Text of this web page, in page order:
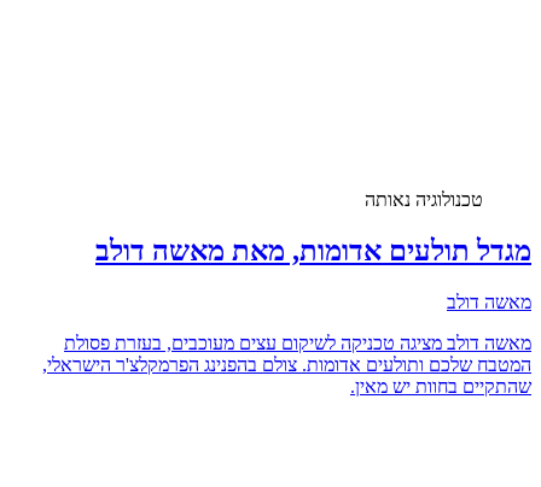
טכנולוגיה נאותה
מגדל תולעים אדומות, מאת מאשה דולב
מאשה דולב
מאשה דולב מציגה טכניקה לשיקום עצים מעוכבים, בעזרת פסולת
המטבח שלכם ותולעים אדומות. צולם בהפנינג הפרמקלצ'ר הישראלי,
שהתקיים בחוות יש מאין.